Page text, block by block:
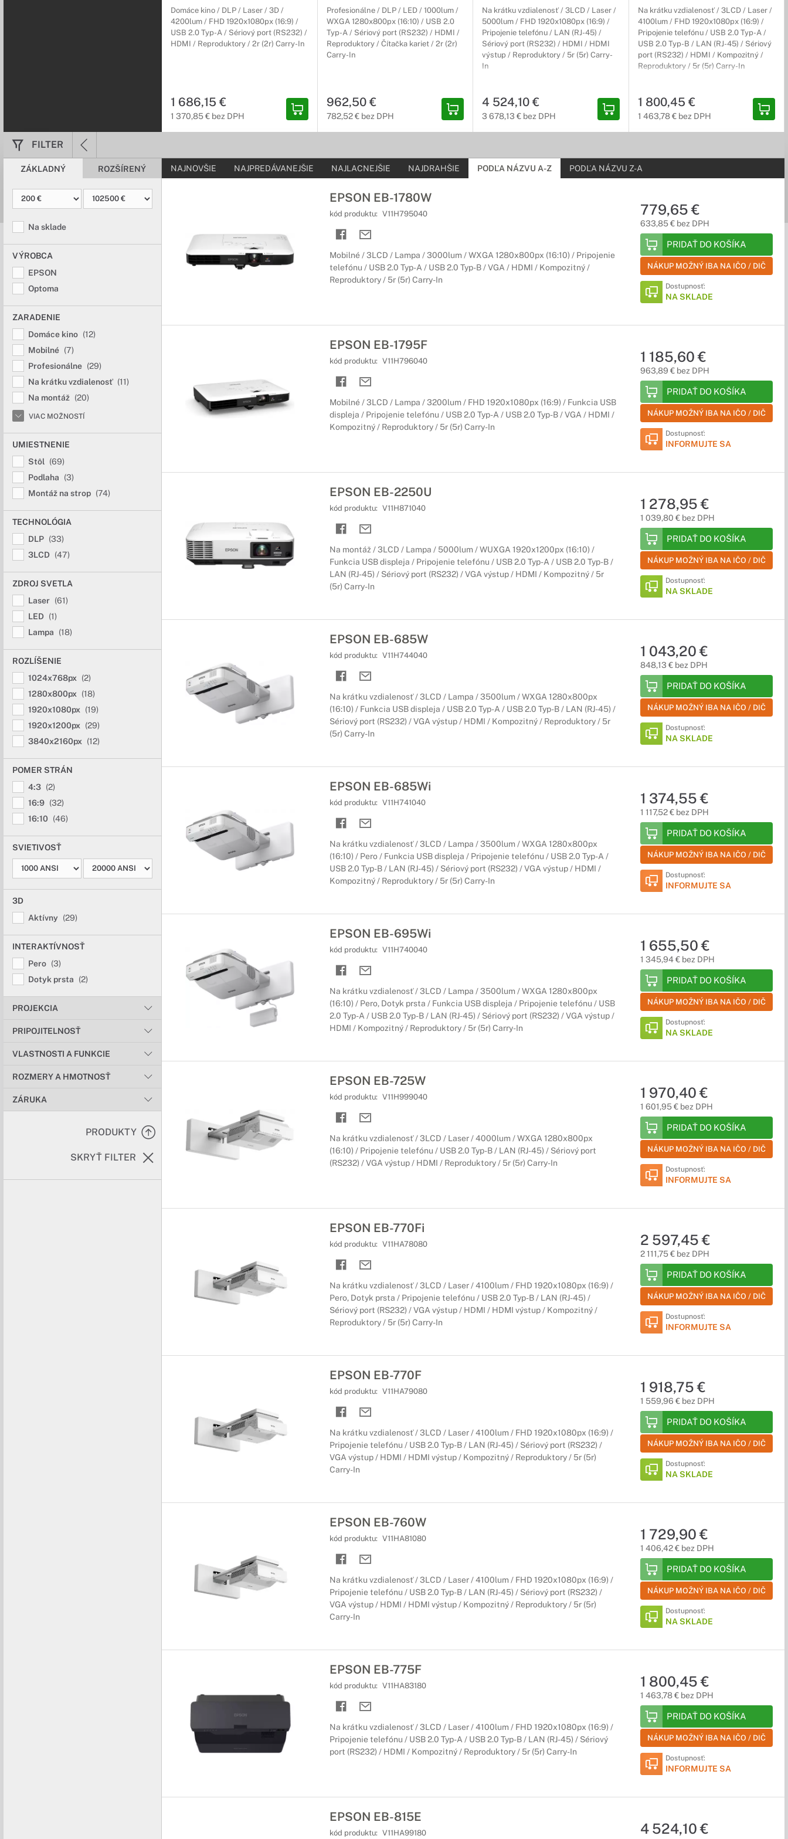
ktorý zabezpečia projektory popredných značiek na krátku projekčnú vzdialenosť.
Projektory na montáž
Vstúpte do sveta projekcie mimoriadnych detailov
Príslušenstvo pre projektory
Doplňte kvalitné a hlavne správne príslušenstvo k vášmu projektoru. Prezentéry, špeciálne držiaky, náhradné lampy, káble či tašky na prenášanie
Čím kvalitnejšie plátno, tým lepší obraz
Užite si lepšiu kvalitu obrazu pomocou premietacieho plátna. S jeho použitím získate oveľa krajšie farby, jasnejšie prevedenie a detailnejšie vykreslené
scény či fotografie.
Domáce kino / DLP / Laser / 3D /
4200lum / FHD 1920x1080px (16:9) /
USB 2.0 Typ-A / Sériový port (RS232) /
HDMI / Reproduktory / 2r (2r) Carry-In
1 686,15 €
1 370,85 € bez DPH
Profesionálne / DLP / LED / 1000lum /
WXGA 1280x800px (16:10) / USB 2.0
Typ-A / Sériový port (RS232) / HDMI /
Reproduktory / Čítačka kariet / 2r (2r)
Carry-In
962,50 €
782,52 € bez DPH
Na krátku vzdialenosť / 3LCD / Laser /
5000lum / FHD 1920x1080px (16:9) /
Pripojenie telefónu / LAN (RJ-45) /
Sériový port (RS232) / HDMI / HDMI
výstup / Reproduktory / 5r (5r) Carry-
In
4 524,10 €
3 678,13 € bez DPH
Na krátku vzdialenosť / 3LCD / Laser /
4100lum / FHD 1920x1080px (16:9) /
Pripojenie telefónu / USB 2.0 Typ-A /
USB 2.0 Typ-B / LAN (RJ-45) / Sériový
port (RS232) / HDMI / Kompozitný /
Reproduktory / 5r (5r) Carry-In
1 800,45 €
1 463,78 € bez DPH
FILTER
ZÁKLADNÝ ROZŠÍRENÝ
Na sklade
VÝROBCA
EPSON
Optoma
ZARADENIE
Domáce kino (12)
Mobilné (7)
Profesionálne (29)
Na krátku vzdialenosť (11)
Na montáž (20)
VIAC MOŽNOSTÍ
UMIESTNENIE
Stôl
(69)
Podlaha
(3)
Montáž na strop (74)
TECHNOLÓGIA
DLP (33)
3LCD (47)
ZDROJ SVETLA
Laser (61)
LED (1)
Lampa
(18)
ROZLÍŠENIE
1024x768px
(2)
1280x800px
(18)
1920x1080px
(19)
1920x1200px
(29)
3840x2160px
(12)
POMER STRÁN
4:3 (2)
16:9 (32)
16:10
(46)
SVIETIVOSŤ
3D
Aktívny (29)
INTERAKTÍVNOSŤ
Pero (3)
Dotyk prsta
(2)
PROJEKCIA
PRIPOJITELNOSŤ
VLASTNOSTI A FUNKCIE
ROZMERY A HMOTNOSŤ
ZÁRUKA
PRODUKTY
SKRYŤ FILTER
NAJNOVŠIE NAJPREDÁVANEJŠIE NAJLACNEJŠIE NAJDRAHŠIE PODĽA NÁZVU A-Z PODĽA NÁZVU Z-A
EPSON EB-1780W
kód produktu: V11H795040
Mobilné / 3LCD / Lampa / 3000lum / WXGA 1280x800px (16:10) / Pripojenie
telefónu / USB 2.0 Typ-A / USB 2.0 Typ-B / VGA / HDMI / Kompozitný /
Reproduktory / 5r (5r) Carry-In
779,65 €
633,85 € bez DPH
PRIDAŤ DO KOŠÍKA
NÁKUP MOŽNÝ IBA NA IČO / DIČ
Dostupnosť:
NA SKLADE
EPSON EB-1795F
kód produktu: V11H796040
Mobilné / 3LCD / Lampa / 3200lum / FHD 1920x1080px (16:9) / Funkcia USB
displeja / Pripojenie telefónu / USB 2.0 Typ-A / USB 2.0 Typ-B / VGA / HDMI /
Kompozitný / Reproduktory / 5r (5r) Carry-In
1 185,60 €
963,89 € bez DPH
PRIDAŤ DO KOŠÍKA
NÁKUP MOŽNÝ IBA NA IČO / DIČ
Dostupnosť:
INFORMUJTE SA
EPSON EB-2250U
kód produktu: V11H871040
Na montáž / 3LCD / Lampa / 5000lum / WUXGA 1920x1200px (16:10) /
Funkcia USB displeja / Pripojenie telefónu / USB 2.0 Typ-A / USB 2.0 Typ-B /
LAN (RJ-45) / Sériový port (RS232) / VGA výstup / HDMI / Kompozitný / 5r
(5r) Carry-In
1 278,95 €
1 039,80 € bez DPH
PRIDAŤ DO KOŠÍKA
NÁKUP MOŽNÝ IBA NA IČO / DIČ
Dostupnosť:
NA SKLADE
EPSON EB-685W
kód produktu: V11H744040
Na krátku vzdialenosť / 3LCD / Lampa / 3500lum / WXGA 1280x800px
(16:10) / Funkcia USB displeja / USB 2.0 Typ-A / USB 2.0 Typ-B / LAN (RJ-45) /
Sériový port (RS232) / VGA výstup / HDMI / Kompozitný / Reproduktory / 5r
(5r) Carry-In
1 043,20 €
848,13 € bez DPH
PRIDAŤ DO KOŠÍKA
NÁKUP MOŽNÝ IBA NA IČO / DIČ
Dostupnosť:
NA SKLADE
EPSON EB-685Wi
kód produktu: V11H741040
Na krátku vzdialenosť / 3LCD / Lampa / 3500lum / WXGA 1280x800px
(16:10) / Pero / Funkcia USB displeja / Pripojenie telefónu / USB 2.0 Typ-A /
USB 2.0 Typ-B / LAN (RJ-45) / Sériový port (RS232) / VGA výstup / HDMI /
Kompozitný / Reproduktory / 5r (5r) Carry-In
1 374,55 €
1 117,52 € bez DPH
PRIDAŤ DO KOŠÍKA
NÁKUP MOŽNÝ IBA NA IČO / DIČ
Dostupnosť:
INFORMUJTE SA
EPSON EB-695Wi
kód produktu: V11H740040
Na krátku vzdialenosť / 3LCD / Lampa / 3500lum / WXGA 1280x800px
(16:10) / Pero, Dotyk prsta / Funkcia USB displeja / Pripojenie telefónu / USB
2.0 Typ-A / USB 2.0 Typ-B / LAN (RJ-45) / Sériový port (RS232) / VGA výstup /
HDMI / Kompozitný / Reproduktory / 5r (5r) Carry-In
1 655,50 €
1 345,94 € bez DPH
PRIDAŤ DO KOŠÍKA
NÁKUP MOŽNÝ IBA NA IČO / DIČ
Dostupnosť:
NA SKLADE
EPSON EB-725W
kód produktu: V11H999040
Na krátku vzdialenosť / 3LCD / Laser / 4000lum / WXGA 1280x800px
(16:10) / Pripojenie telefónu / USB 2.0 Typ-B / LAN (RJ-45) / Sériový port
(RS232) / VGA výstup / HDMI / Reproduktory / 5r (5r) Carry-In
1 970,40 €
1 601,95 € bez DPH
PRIDAŤ DO KOŠÍKA
NÁKUP MOŽNÝ IBA NA IČO / DIČ
Dostupnosť:
INFORMUJTE SA
EPSON EB-770Fi
kód produktu: V11HA78080
Na krátku vzdialenosť / 3LCD / Laser / 4100lum / FHD 1920x1080px (16:9) /
Pero, Dotyk prsta / Pripojenie telefónu / USB 2.0 Typ-B / LAN (RJ-45) /
Sériový port (RS232) / VGA výstup / HDMI / HDMI výstup / Kompozitný /
Reproduktory / 5r (5r) Carry-In
2 597,45 €
2 111,75 € bez DPH
PRIDAŤ DO KOŠÍKA
NÁKUP MOŽNÝ IBA NA IČO / DIČ
Dostupnosť:
INFORMUJTE SA
EPSON EB-770F
kód produktu: V11HA79080
Na krátku vzdialenosť / 3LCD / Laser / 4100lum / FHD 1920x1080px (16:9) /
Pripojenie telefónu / USB 2.0 Typ-B / LAN (RJ-45) / Sériový port (RS232) /
VGA výstup / HDMI / HDMI výstup / Kompozitný / Reproduktory / 5r (5r)
Carry-In
1 918,75 €
1 559,96 € bez DPH
PRIDAŤ DO KOŠÍKA
NÁKUP MOŽNÝ IBA NA IČO / DIČ
Dostupnosť:
NA SKLADE
EPSON EB-760W
kód produktu: V11HA81080
Na krátku vzdialenosť / 3LCD / Laser / 4100lum / FHD 1920x1080px (16:9) /
Pripojenie telefónu / USB 2.0 Typ-B / LAN (RJ-45) / Sériový port (RS232) /
VGA výstup / HDMI / HDMI výstup / Kompozitný / Reproduktory / 5r (5r)
Carry-In
1 729,90 €
1 406,42 € bez DPH
PRIDAŤ DO KOŠÍKA
NÁKUP MOŽNÝ IBA NA IČO / DIČ
Dostupnosť:
NA SKLADE
EPSON EB-775F
kód produktu: V11HA83180
Na krátku vzdialenosť / 3LCD / Laser / 4100lum / FHD 1920x1080px (16:9) /
Pripojenie telefónu / USB 2.0 Typ-A / USB 2.0 Typ-B / LAN (RJ-45) / Sériový
port (RS232) / HDMI / Kompozitný / Reproduktory / 5r (5r) Carry-In
1 800,45 €
1 463,78 € bez DPH
PRIDAŤ DO KOŠÍKA
NÁKUP MOŽNÝ IBA NA IČO / DIČ
Dostupnosť:
INFORMUJTE SA
EPSON EB-815E
kód produktu: V11HA99180 4 524,10 €